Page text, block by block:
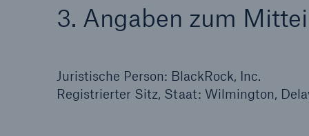
3. Angaben zum
Juristische Person: BlackRock, Inc.
Registrierter Sitz, Staat: Wilmington,